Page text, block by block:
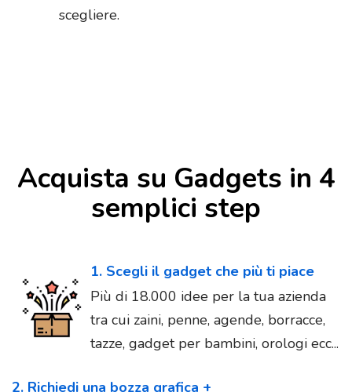
scegliere.
Acquista su Gadgets in 4
semplici step
1. Scegli il gadget che più ti piace
Più di 18.000 idee per la tua azienda
tra cui zaini, penne, agende, borracce,
tazze, gadget per bambini, orologi ecc...
2. Richiedi una bozza grafica +